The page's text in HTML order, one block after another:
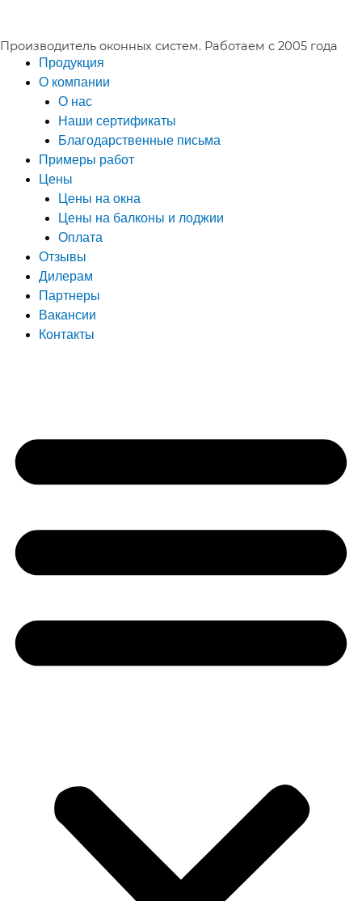
содержимому
Производитель оконных систем. Работаем с 2005 года
Продукция
О компании
О нас
Наши сертификаты
Благодарственные письма
Примеры работ
Цены
Цены на окна
Цены на балконы и лоджии
Оплата
Отзывы
Дилерам
Партнеры
Вакансии
Контакты